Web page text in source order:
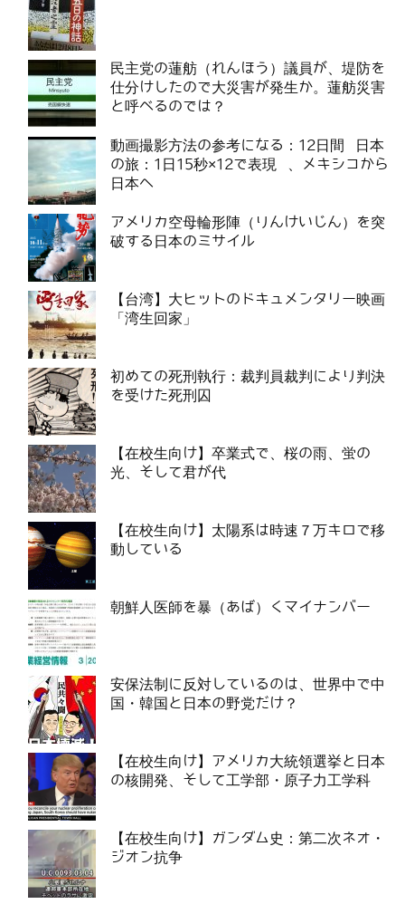
民主党の蓮舫（れんほう）議員が、堤防を
仕分けしたので大災害が発生か。蓮舫災害
と呼べるのでは？
動画撮影方法の参考になる：12日間 日本
の旅：1日15秒×12で表現 、メキシコから
日本へ
アメリカ空母輪形陣（りんけいじん）を突
破する日本のミサイル
【台湾】大ヒットのドキュメンタリー映画
「湾生回家」
初めての死刑執行：裁判員裁判により判決
を受けた死刑囚
【在校生向け】卒業式で、桜の雨、蛍の
光、そして君が代
【在校生向け】太陽系は時速７万キロで移
動している
朝鮮人医師を暴（あば）くマイナンバー
安保法制に反対しているのは、世界中で中
国・韓国と日本の野党だけ？
【在校生向け】アメリカ大統領選挙と日本
の核開発、そして工学部・原子力工学科
【在校生向け】ガンダム史：第二次ネオ・
ジオン抗争